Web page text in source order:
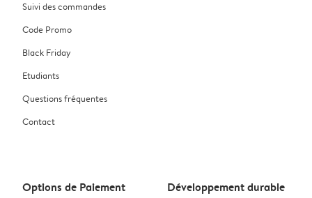
Suivi des commandes
Code Promo
Black Friday
Etudiants
Questions fréquentes
Contact
Options de Paiement Développement durable